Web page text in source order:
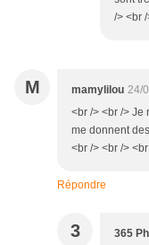
/> <br
M mamylilou 24/
<br /> <br /> Je
me donnent
<br /> <br />
Répondre
3 365